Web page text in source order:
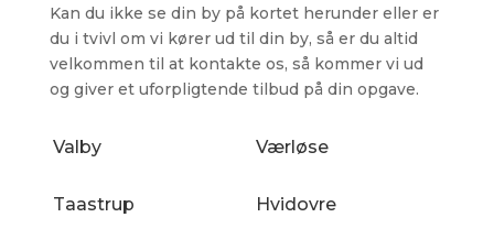
Kan du ikke se din by på kortet herunder eller er
du i tvivl om vi kører ud til din by, så er du altid
velkommen til at kontakte os, så kommer vi ud
og giver et uforpligtende tilbud på din opgave.
Valby Værløse
Taastrup Hvidovre